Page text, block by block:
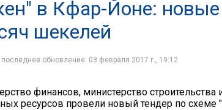
в Кфар-Йоне:
шекелей
обновление: 03 февраля 2017 г., 19:12
финансов, министерство строительства
ресурсов провели новый тендер по схеме